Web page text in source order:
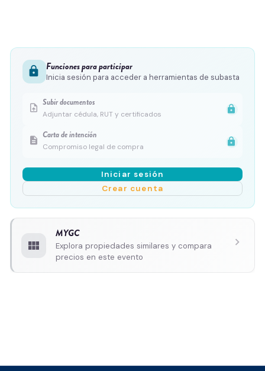
lock Funciones para participar
Inicia sesión para acceder a herramientas de subasta
upload_file Subir documentos
Adjuntar cédula, RUT y certificados
lock
description Carta de intención
Compromiso legal de compra
lock
Iniciar sesión
Crear cuenta
view_module
MYGC
Explora propiedades similares y compara
precios en este evento
chevron_right